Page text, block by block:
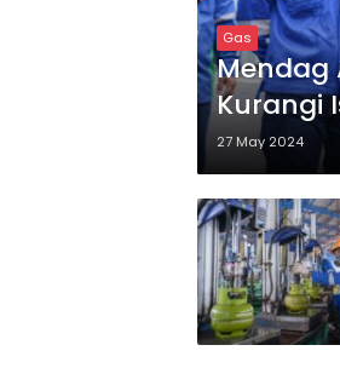
Gas
Mendag
Kurangi
27 May 2024